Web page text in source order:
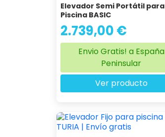
Elevador Semi Portátil para
Piscina BASIC
2.739,00 €
Envio Gratis! a España
Peninsular
Ver producto